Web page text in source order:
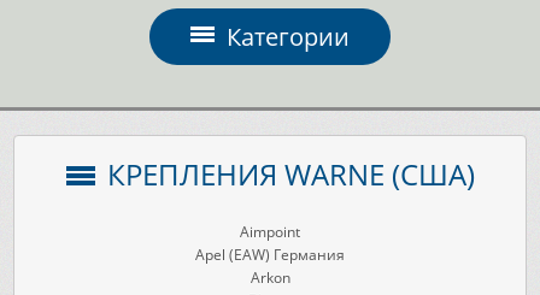
Категории
КРЕПЛЕНИЯ WARNE (США)
Aimpoint
Apel (EAW) Германия
Arkon